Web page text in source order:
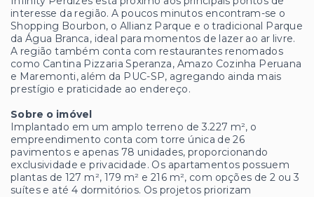
interesse da região. A poucos minutos encontram-se o
Shopping Bourbon, o Allianz Parque e o tradicional Parque
da Água Branca, ideal para momentos de lazer ao ar livre.
A região também conta com restaurantes renomados
como Cantina Pizzaria Speranza, Amazo Cozinha Peruana
e Maremonti, além da PUC-SP, agregando ainda mais
prestígio e praticidade ao endereço.
Sobre o imóvel
Implantado em um amplo terreno de 3.227 m², o
empreendimento conta com torre única de 26
pavimentos e apenas 78 unidades, proporcionando
exclusividade e privacidade. Os apartamentos possuem
plantas de 127 m², 179 m² e 216 m², com opções de 2 ou 3
suítes e até 4 dormitórios. Os projetos priorizam